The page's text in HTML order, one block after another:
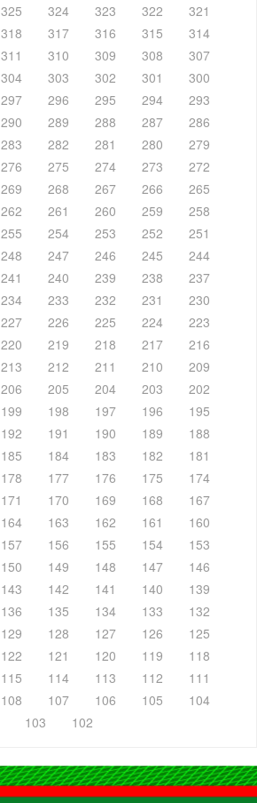
325 324 323 322
321
318 317 316 315
314
311 310 309 308
307
304 303 302 301
300
297 296 295 294
293
290 289 288 287
286
283 282 281 280
279
276 275 274 273
272
269 268 267 266
265
262 261 260 259
258
255 254 253 252
251
248 247 246 245
244
241 240 239 238
237
234 233 232 231
230
227 226 225 224
223
220 219 218 217
216
213 212 211 210
209
206 205 204 203
202
199 198 197 196
195
192 191 190 189
188
185 184 183 182
181
178 177 176 175
174
171 170 169 168
167
164 163 162 161
160
157 156 155 154
153
150 149 148 147
146
143 142 141 140
139
136 135 134 133
132
129 128 127 126
125
122 121 120 119
118
115 114 113 112
111
108 107 106 105
104
103
102